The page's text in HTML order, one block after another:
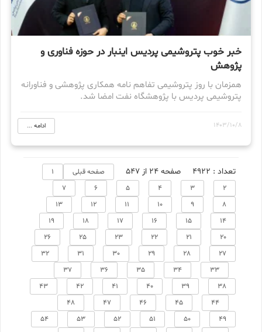
خبر خوب پتروشیمی پردیس اینبار در حوزه فناوری و
پژوهش
همزمان با روز پتروشیمی تفاهم نامه همکاری پژوهشی و فناورانه
پتروشیمی پردیس با پژوهشگاه نفت امضا شد.
1403/10/8 ادامه ...
تعداد : 4922 صفحه 24 از 547 صفحه قبلی
1
2
3
4
5
6
7
8
9
10
11
12
13
14
15
16
17
18
19
20
21
22
23
25
26
27
28
29
30
31
32
33
34
35
36
37
38
39
40
41
42
43
44
45
46
47
48
49
50
51
52
53
54